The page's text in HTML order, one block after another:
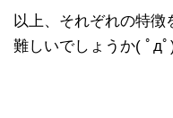
以上、それぞれの特徴
難しいでしょうか( ﾟдﾟ